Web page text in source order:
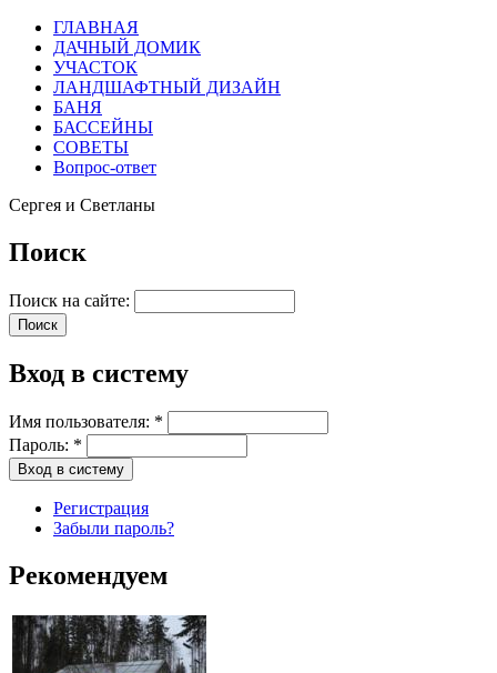
ГЛАВНАЯ
ДАЧНЫЙ ДОМИК
УЧАСТОК
ЛАНДШАФТНЫЙ ДИЗАЙН
БАНЯ
БАССЕЙНЫ
СОВЕТЫ
Вопрос-ответ
Сергея и Светланы
Поиск
Поиск на сайте:
Вход в систему
Имя пользователя: *
Пароль: *
Регистрация
Забыли пароль?
Рекомендуем